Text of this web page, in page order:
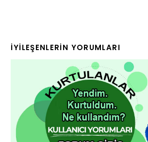
İYILEŞENLERIN YORUMLARI